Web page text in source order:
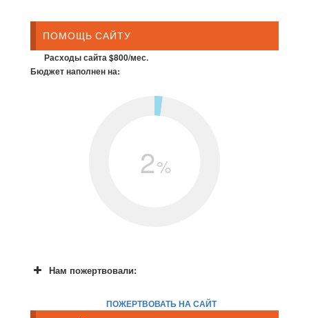
ПОМОЩЬ САЙТУ
Расходы сайта $800/мес.
Бюджет наполнен на:
2%
Нам пожертвовали:
ПОЖЕРТВОВАТЬ НА САЙТ